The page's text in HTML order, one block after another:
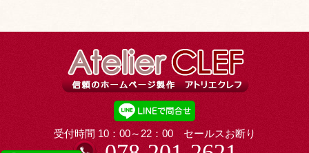
受付時間 10：00～22：00 セールスお断り